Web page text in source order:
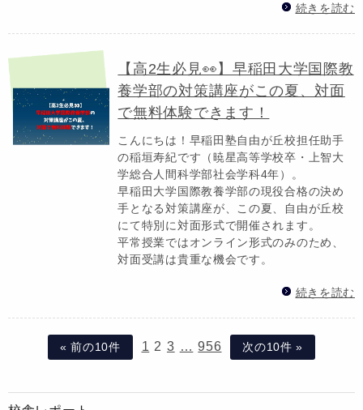
続きを読む
【高2生必見👀】早稲田大学国際教
養学部の対策講座がこの夏、対面
で無料体験できます！
こんにちは！早稲田塾自由が丘校担任助手
の稲垣寿紀です（暁星高等学校卒・上智大
学総合人間科学部社会学科4年）。
早稲田大学国際教養学部の現役合格の決め
手となる対策講座が、この夏、自由が丘校
にて特別に対面形式で開催されます。
平常授業ではオンライン形式のみのため、
対面受講は貴重な機会です。
続きを読む
« 前の10件 1 2 3 … 956 次の10件 »